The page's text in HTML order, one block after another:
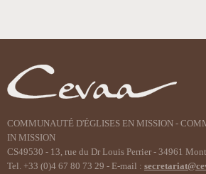
document
COMMUNAUTÉ D'ÉGLISES EN MISSION -
IN MISSION
CS49530 - 13, rue du Dr Louis Perrier - 34961
Tel. +33 (0)4 67 80 73 29 - E-mail :